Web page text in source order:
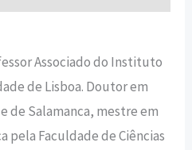
Associado do Instituto
de Lisboa. Doutor em
de Salamanca, mestre em
Faculdade de Ciências